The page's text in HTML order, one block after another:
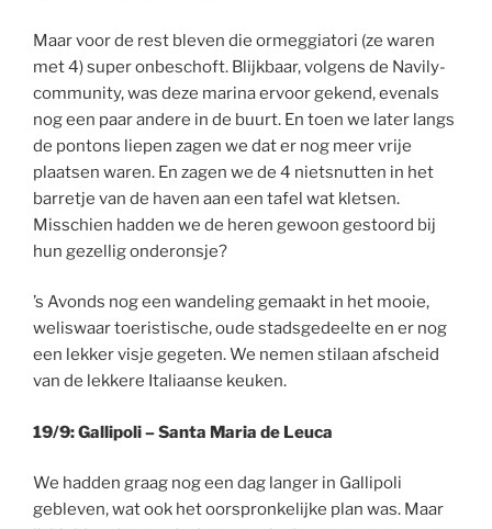
Maar voor de rest bleven die ormeggiatori (ze waren
met 4) super onbeschoft. Blijkbaar, volgens de Navily-
community, was deze marina ervoor gekend, evenals
nog een paar andere in de buurt. En toen we later langs
de pontons liepen zagen we dat er nog meer vrije
plaatsen waren. En zagen we de 4 nietsnutten in het
barretje van de haven aan een tafel wat kletsen.
Misschien hadden we de heren gewoon gestoord bij
hun gezellig onderonsje?
’s Avonds nog een wandeling gemaakt in het mooie,
weliswaar toeristische, oude stadsgedeelte en er nog
een lekker visje gegeten. We nemen stilaan afscheid
van de lekkere Italiaanse keuken.
19/9: Gallipoli – Santa Maria de Leuca
We hadden graag nog een dag langer in Gallipoli
gebleven, wat ook het oorspronkelijke plan was. Maar